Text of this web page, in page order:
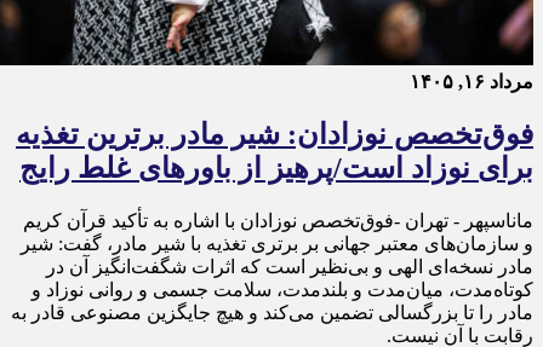
مرداد ۱۶, ۱۴۰۵
فوق‌تخصص نوزادان: شیر مادر برترین تغذیه
برای نوزاد است/پرهیز از باورهای غلط رایج
ماناسپهر - تهران -فوق‌تخصص نوزادان با اشاره به تأکید قرآن کریم
و سازمان‌های معتبر جهانی بر برتری تغذیه با شیر مادر، گفت: شیر
مادر نسخه‌ای الهی و بی‌نظیر است که اثرات شگفت‌انگیز آن در
کوتاه‌مدت، میان‌مدت و بلندمدت، سلامت جسمی و روانی نوزاد و
مادر را تا بزرگسالی تضمین می‌کند و هیچ جایگزین مصنوعی قادر به
رقابت با آن نیست.